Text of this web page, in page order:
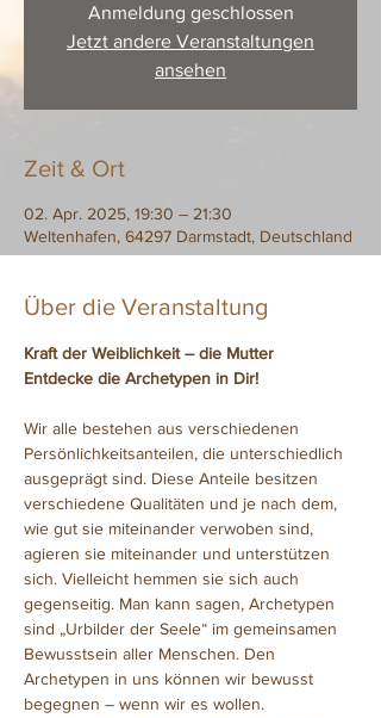
Anmeldung geschlossen
Jetzt andere Veranstaltungen
ansehen
Zeit & Ort
02. Apr. 2025, 19:30 – 21:30
Weltenhafen, 64297 Darmstadt, Deutschland
Über die Veranstaltung
Kraft der Weiblichkeit – die Mutter
Entdecke die Archetypen in Dir!
Wir alle bestehen aus verschiedenen
Persönlichkeitsanteilen, die unterschiedlich
ausgeprägt sind. Diese Anteile besitzen
verschiedene Qualitäten und je nach dem,
wie gut sie miteinander verwoben sind,
agieren sie miteinander und unterstützen
sich. Vielleicht hemmen sie sich auch
gegenseitig. Man kann sagen, Archetypen
sind „Urbilder der Seele“ im gemeinsamen
Bewusstsein aller Menschen. Den
Archetypen in uns können wir bewusst
begegnen – wenn wir es wollen.